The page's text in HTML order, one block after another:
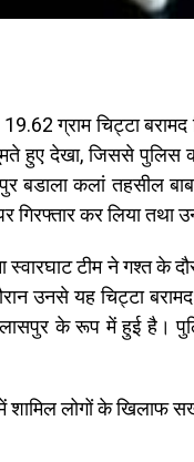
ग्राम चिट्टा
घूमते हुए देखा, जिससे
बडाला कलां तहसील
कर लिया तथा
टीम ने गश्त के
उनसे यह चिट्टा
के रूप में हुई है।
लोगों के खिलाफ